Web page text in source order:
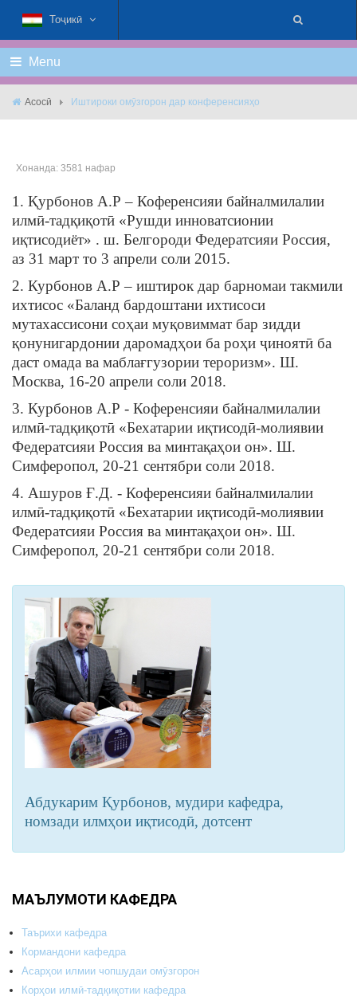
Тоҷикӣ
Menu
Асосӣ Иштироки омӯзгорон дар конференсияҳо
Хонанда: 3581 нафар
1. Қурбонов А.Р – Коференсияи байналмилалии
илмӣ-тадқиқотӣ «Рушди инноватсионии
иқтисодиёт» . ш. Белгороди Федератсияи Россия,
аз 31 март то 3 апрели соли 2015.
2. Курбонов А.Р – иштирок дар барномаи такмили
ихтисос «Баланд бардоштани ихтисоси
мутахассисони соҳаи муқовиммат бар зидди
қонунигардонии даромадҳои ба роҳи ҷиноятӣ ба
даст омада ва маблағгузории тероризм». Ш.
Москва, 16-20 апрели соли 2018.
3. Курбонов А.Р - Коференсияи байналмилалии
илмӣ-тадқиқотӣ «Бехатарии иқтисодӣ-молиявии
Федератсияи Россия ва минтақаҳои он». Ш.
Симферопол, 20-21 сентябри соли 2018.
4. Ашуров Ғ.Д. - Коференсияи байналмилалии
илмӣ-тадқиқотӣ «Бехатарии иқтисодӣ-молиявии
Федератсияи Россия ва минтақаҳои он». Ш.
Симферопол, 20-21 сентябри соли 2018.
Абдукарим Қурбонов, мудири кафедра,
номзади илмҳои иқтисодӣ, дотсент
МАЪЛУМОТИ КАФЕДРА
Таърихи кафедра
Кормандони кафедра
Асарҳои илмии чопшудаи омӯзгорон
Корҳои илмӣ-тадқиқотии кафедра